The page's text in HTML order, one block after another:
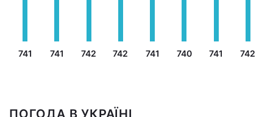
741 741 742 742 741 740 741 742
ПОГОДА В УКРАЇНІ